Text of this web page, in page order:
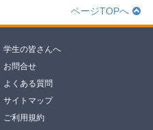
ページTOPへ
学生の皆さんへ
お問合せ
よくある質問
サイトマップ
ご利用規約